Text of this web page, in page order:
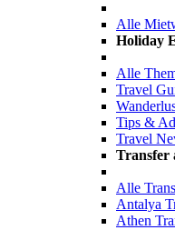
Alle
Holiday
Alle
Travel
Tips &
Travel
Transfer
Alle
Antalya
Athen